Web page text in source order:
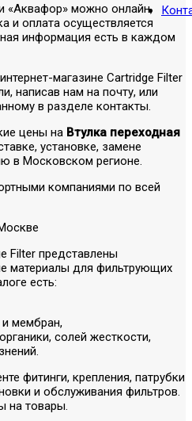
«Аквафор» можно онлайн,
и оплата осуществляется
информация есть в каждом
магазине Cartridge Filter
написав нам на почту, или
в разделе контакты.
цены на Втулка переходная
установке, замене
в Московском регионе.
компаниями по всей
Filter представлены
материалы для фильтрующих
есть:
и мембран,
солей жесткости,
фитинги, крепления, патрубки
и обслуживания фильтров.
на товары.